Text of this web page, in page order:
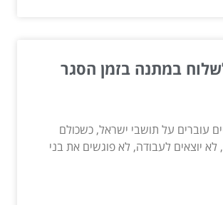
במתנה בזמן הסגר
עוברים על תושבי ישראל, כשכולם
לא יוצאים לעבודה, לא פוגשים את בני